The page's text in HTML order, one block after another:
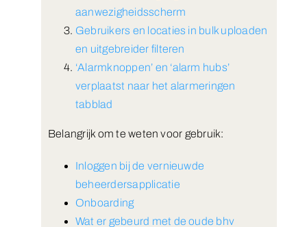
aanwezigheidsscherm
Gebruikers en locaties in bulk uploaden
en uitgebreider filteren
‘Alarmknoppen’ en ‘alarm hubs’
verplaatst naar het alarmeringen
tabblad
Belangrijk om te weten voor gebruik:
Inloggen bij de vernieuwde
beheerdersapplicatie
Onboarding
Wat er gebeurd met de oude bhv